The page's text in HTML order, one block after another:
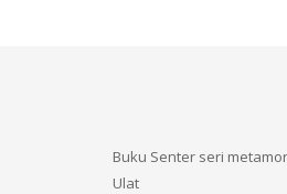
Buku Senter seri
Ulat